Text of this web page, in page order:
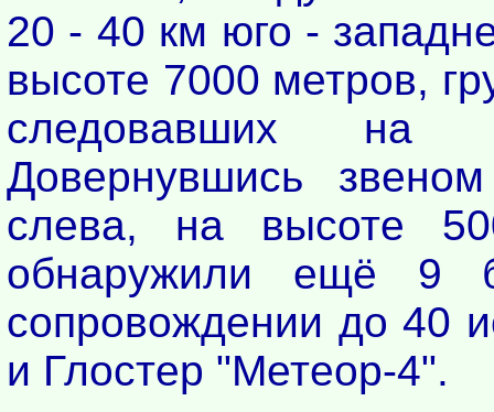
20 - 40 км юго -
высоте 7000 метров,
следовавших на
Довернувшись
слева, на высоте
обнаружили ещё 9
сопровождении до 40
и Глостер "Метеор-4".